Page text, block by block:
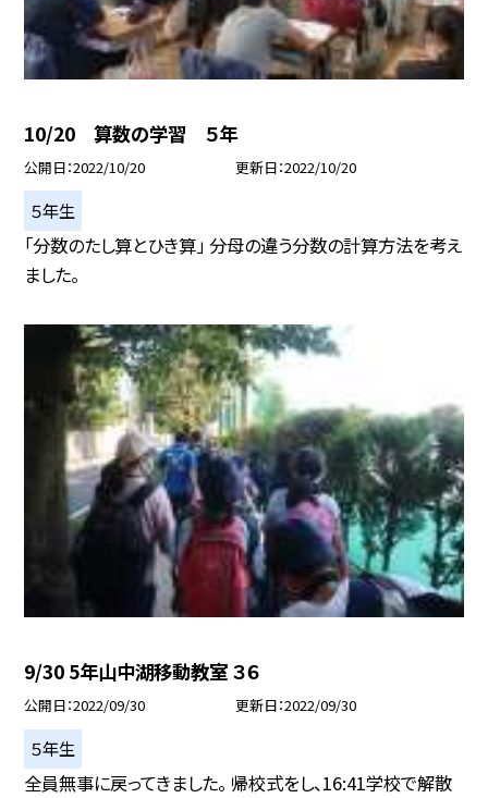
10/20 算数の学習 ５年
公開日 2022/10/20 更新日 2022/10/20
５年生
「分数のたし算とひき算」 分母の違う分数の計算方法を考え
ました。
9/30 5年山中湖移動教室 ３６
公開日 2022/09/30 更新日 2022/09/30
５年生
全員無事に戻ってきました。 帰校式をし、16:41学校で解散